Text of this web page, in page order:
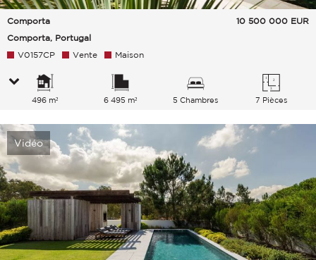
Comporta
Comporta, Portugal
10 500 000 EUR
V0157CP Vente Maison
496 m² 6 495 m² 5 Chambres 7 Pièces
Vidéo